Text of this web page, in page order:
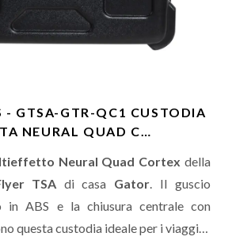
- GTSA-GTR-QC1 CUSTODIA
NEURAL QUAD C…
Neural Quad Cortex della
TSA di casa Gator. Il guscio
in ABS e la chiusura centrale con
questa custodia ideale per i viaggi in